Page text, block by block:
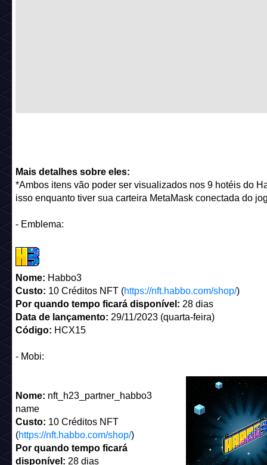
Mais detalhes sobre eles:
*Ambos itens vão poder ser visualizados nos 9 hotéis do
isso enquanto tiver sua carteira MetaMask conectada do
- Emblema:
Nome: Habbo3
Custo: 10 Créditos NFT (https://nft.habbo.com/shop/)
Por quando tempo ficará disponível: 28 dias
Data de lançamento: 29/11/2023 (quarta-feira)
Código: HCX15
- Mobi:
Nome: nft_h23_partner_habbo3
name
Custo: 10 Créditos NFT
(https://nft.habbo.com/shop/)
Por quando tempo ficará
disponível: 28 dias